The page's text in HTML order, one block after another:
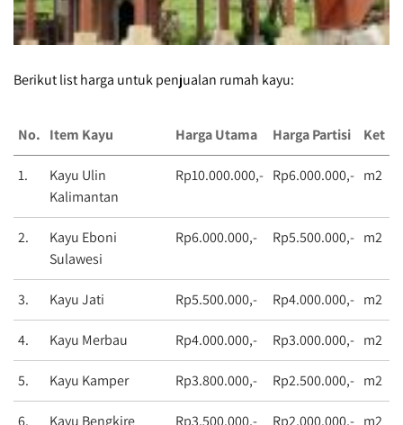
Berikut list harga untuk penjualan rumah kayu:
No. Item Kayu Harga Utama Harga Partisi Ket
1.
Kayu Ulin
Kalimantan
Rp10.000.000,- Rp6.000.000,- m2
2.
Kayu Eboni
Sulawesi
Rp6.000.000,- Rp5.500.000,- m2
3. Kayu Jati Rp5.500.000,- Rp4.000.000,- m2
4. Kayu Merbau Rp4.000.000,- Rp3.000.000,- m2
5. Kayu Kamper Rp3.800.000,- Rp2.500.000,- m2
6. Kayu Bengkire Rp3.500.000,- Rp2.000.000,- m2